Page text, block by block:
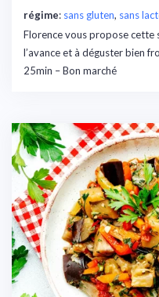
régime: sans gluten, sans
Florence vous propose cette
l’avance et à déguster bien
25min – Bon marché